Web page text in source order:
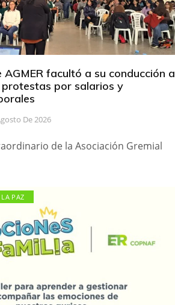
AGMER facultó a su conducción a
por salarios y
De 2026
de la Asociación Gremial
LA PAZ